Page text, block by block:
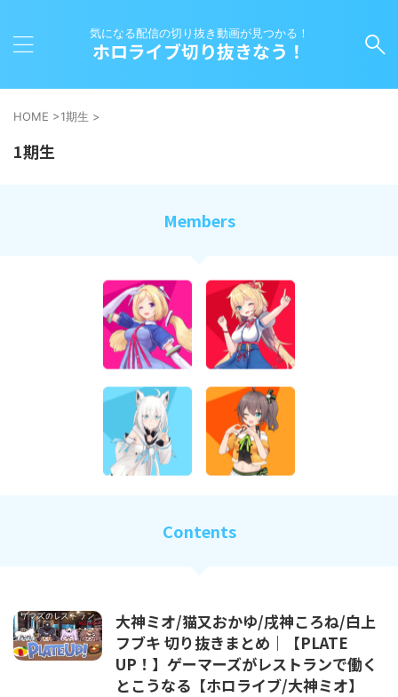
気になる配信の切り抜き動画が見つかる！
ホロライブ切り抜きなう！
HOME >1期生 >
1期生
Members
Contents
大神ミオ/猫又おかゆ/戌神ころね/白上
フブキ 切り抜きまとめ｜【PLATE
UP！】ゲーマーズがレストランで働く
とこうなる【ホロライブ/大神ミオ】